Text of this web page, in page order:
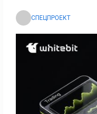
СПЕЦПРОЕКТ